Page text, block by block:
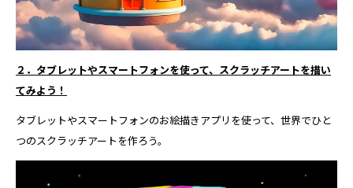
２．タブレットやスマートフォンを使って、スクラッチアートを描い
てみよう！
タブレットやスマートフォンのお絵描きアプリを使って、世界でひと
つのスクラッチアートを作ろう。